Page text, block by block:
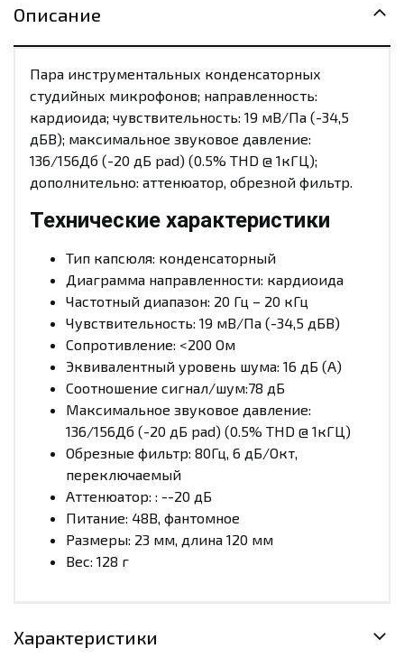
Описание
Пара инструментальных конденсаторных
студийных микрофонов; направленность:
кардиоида; чувствительность: 19 мВ/Па (-34,5
дБВ); максимальное звуковое давление:
136/156Дб (-20 дБ pad) (0.5% THD @ 1кГЦ);
дополнительно: аттенюатор, обрезной фильтр.
Технические характеристики
Тип капсюля: конденсаторный
Диаграмма направленности: кардиоида
Частотный диапазон: 20 Гц – 20 кГц
Чувствительность: 19 мВ/Па (-34,5 дБВ)
Сопротивление: <200 Ом
Эквивалентный уровень шума: 16 дБ (А)
Соотношение сигнал/шум:78 дБ
Максимальное звуковое давление:
136/156Дб (-20 дБ pad) (0.5% THD @ 1кГЦ)
Обрезные фильтр: 80Гц, 6 дБ/Окт,
переключаемый
Аттенюатор: : --20 дБ
Питание: 48В, фантомное
Размеры: 23 мм, длина 120 мм
Вес: 128 г
Характеристики